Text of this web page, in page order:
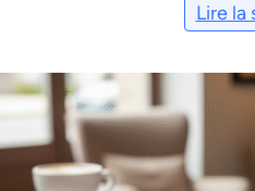
Lire la